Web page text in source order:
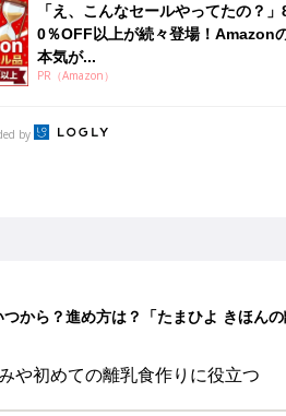
みや初めての離乳食作りに役立つ
金
・育児にかかる費用やもらえる補助
を解説
は7個目。右目摘出から始まった義眼と